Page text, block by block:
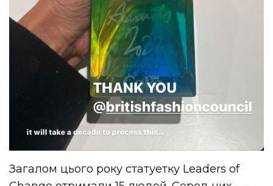
Загалом цього року статуетку Leaders of